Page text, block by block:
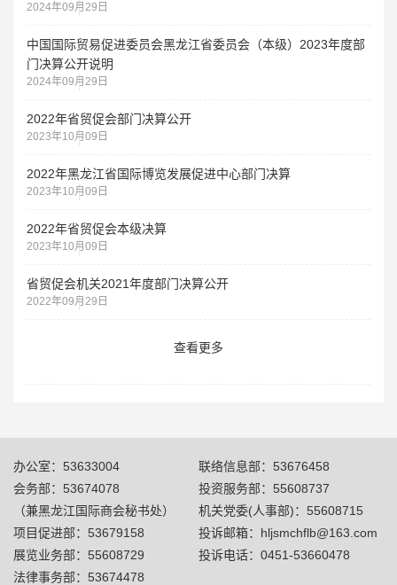
2024年09月29日
中国国际贸易促进委员会黑龙江省委员会（本级）2023年度部
门决算公开说明
2024年09月29日
2022年省贸促会部门决算公开
2023年10月09日
2022年黑龙江省国际博览发展促进中心部门决算
2023年10月09日
2022年省贸促会本级决算
2023年10月09日
省贸促会机关2021年度部门决算公开
2022年09月29日
查看更多
办公室：53633004
会务部：53674078
（兼黑龙江国际商会秘书处）
项目促进部：53679158
展览业务部：55608729
法律事务部：53674478
联络信息部：53676458
投资服务部：55608737
机关党委(人事部)：55608715
投诉邮箱：hljsmchflb@163.com
投诉电话：0451-53660478